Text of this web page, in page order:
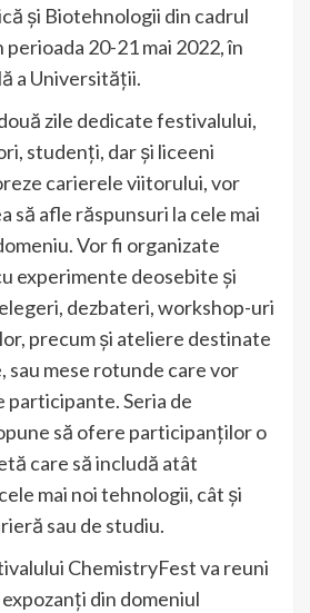
și Biotehnologii din cadrul
perioada 20-21 mai 2022, în
a Universității.
zile dedicate festivalului,
studenți, dar și liceeni
carierele viitorului, vor
să afle răspunsuri la cele mai
Vor fi organizate
experimente deosebite și
dezbateri, workshop-uri
precum și ateliere destinate
sau mese rotunde care vor
participante. Seria de
să ofere participanților o
care să includă atât
mai noi tehnologii, cât și
sau de studiu.
ChemistryFest va reuni
din domeniul